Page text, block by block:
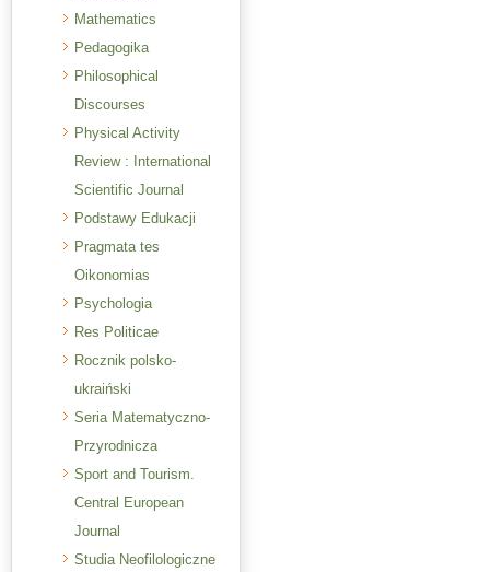
Mathematics
Pedagogika
Philosophical
Discourses
Physical Activity
Review : International
Scientific Journal
Podstawy Edukacji
Pragmata tes
Oikonomias
Psychologia
Res Politicae
Rocznik polsko-
ukraiński
Seria Matematyczno-
Przyrodnicza
Sport and Tourism.
Central European
Journal
Studia Neofilologiczne